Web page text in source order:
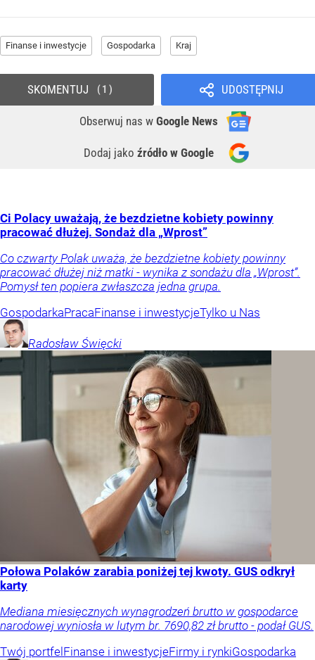
Finanse i inwestycje Gospodarka Kraj
UDOSTĘPNIJ
Obserwuj nas w Google News
Dodaj jako źródło w Google
SKOMENTUJ 1
Ci Polacy uważają, że bezdzietne kobiety powinny
pracować dłużej. Sondaż dla „Wprost”
Co czwarty Polak uważa, że bezdzietne kobiety powinny
pracować dłużej niż matki - wynika z sondażu dla „Wprost”.
Pomysł ten popiera zwłaszcza jedna grupa.
GospodarkaPracaFinanse i inwestycjeTylko u Nas
Radosław Święcki
Połowa Polaków zarabia poniżej tej kwoty. GUS odkrył
karty
Mediana miesięcznych wynagrodzeń brutto w gospodarce
narodowej wyniosła w lutym br. 7690,82 zł brutto - podał GUS.
Twój portfelFinanse i inwestycjeFirmy i rynkiGospodarka